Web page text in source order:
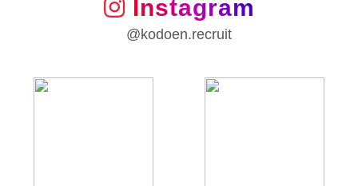
Instagram
@kodoen.recruit